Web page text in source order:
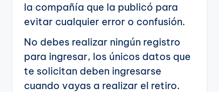
la compañía que la publicó para
evitar cualquier error o confusión.
No debes realizar ningún registro
para ingresar, los únicos datos que
te solicitan deben ingresarse
cuando vayas a realizar el retiro.